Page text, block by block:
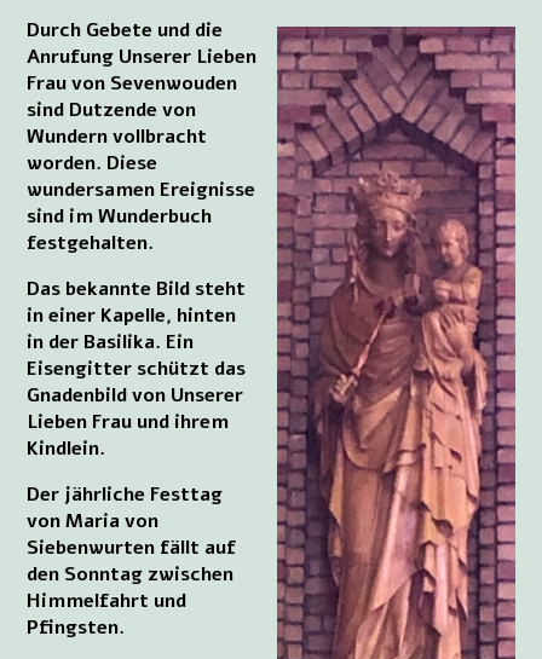
Durch Gebete und die
Anrufung Unserer Lieben
Frau von Sevenwouden
sind Dutzende von
Wundern vollbracht
worden. Diese
wundersamen Ereignisse
sind im Wunderbuch
festgehalten.
Das bekannte Bild steht
in einer Kapelle, hinten
in der Basilika. Ein
Eisengitter schützt das
Gnadenbild von Unserer
Lieben Frau und ihrem
Kindlein.
Der jährliche Festtag
von Maria von
Siebenwurten fällt auf
den Sonntag zwischen
Himmelfahrt und
Pfingsten.